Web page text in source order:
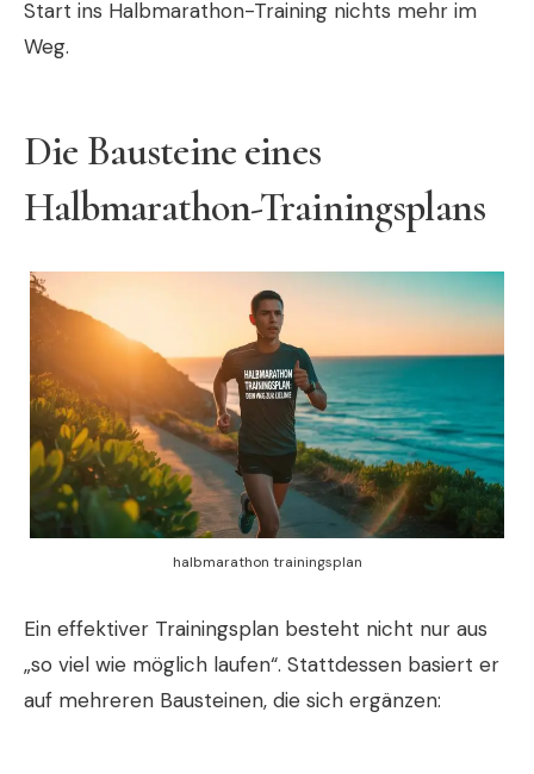
Start ins Halbmarathon-Training nichts mehr im
Weg.
Die Bausteine eines
Halbmarathon-Trainingsplans
halbmarathon trainingsplan
Ein effektiver Trainingsplan besteht nicht nur aus
„so viel wie möglich laufen“. Stattdessen basiert er
auf mehreren Bausteinen, die sich ergänzen: